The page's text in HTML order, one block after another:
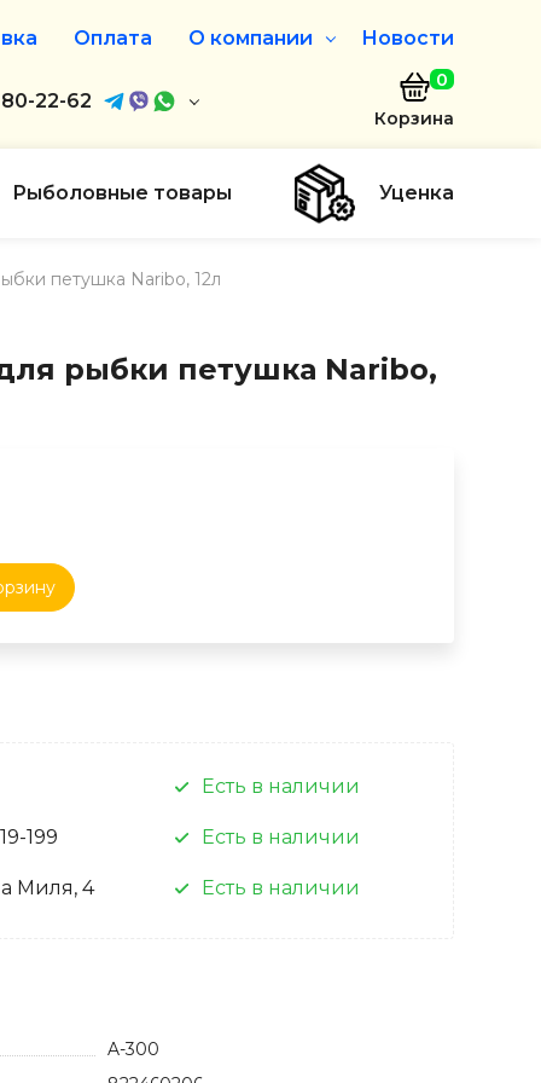
Оплата О компании
О нас
Дисконтная программа
Новости
22-62
звонок
0
Корзина
Рыболовные товары Уценка
петушка Naribo, 12л
рыбки петушка Naribo,
Есть в наличии
199 Есть в наличии
Миля, 4 Есть в наличии
A-300